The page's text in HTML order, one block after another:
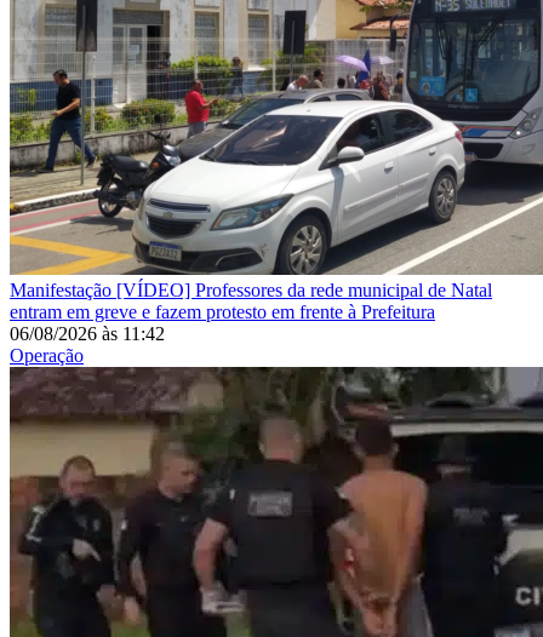
Manifestação [VÍDEO] Professores da rede municipal de Natal
entram em greve e fazem protesto em frente à Prefeitura
06/08/2026 às 11:42
Operação